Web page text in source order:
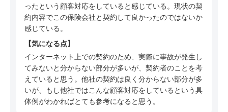
60代 女性（神奈川県）のSBI損保についての口
コミ
ミ
40代 女性（福岡県）のSBI損保についての口コ
ミ
30代 女性（大阪府）のSBI損保についての口コ
ミ
ったという顧客対応をしていると感じている。現状の契
約内容でこの保険会社と契約して良かったのではないか
感じている。
気になる点
インターネット上での契約のため、実際に事故が発生し
てみないと分からない部分が多いが、契約者のことを考
えていると思う。他社の契約は良く分からない部分が多
いが、もし他社ではこんな顧客対応をしているという具
体例がわかればとても参考になると思う。